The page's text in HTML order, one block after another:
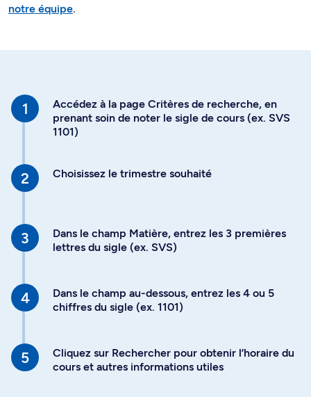
notre équipe.
Accédez à la page Critères de recherche, en
prenant soin de noter le sigle de cours (ex. SVS
1101)
Choisissez le trimestre souhaité
Dans le champ Matière, entrez les 3 premières
lettres du sigle (ex. SVS)
Dans le champ au-dessous, entrez les 4 ou 5
chiffres du sigle (ex. 1101)
Cliquez sur Rechercher pour obtenir l’horaire du
cours et autres informations utiles